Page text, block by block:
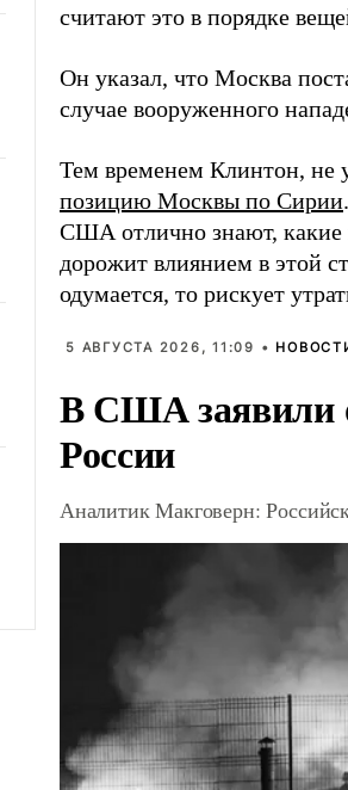
считают это в порядке
Он указал, что Москва
случае вооруженного
Тем временем Клинтон, не
позицию Москвы по Сирии
США отлично знают, какие
дорожит влиянием в этой
одумается, то рискует
5 АВГУСТА 2026, 11:09 •
В США заявили
России
Аналитик Макговерн: